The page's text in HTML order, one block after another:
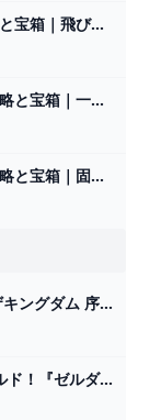
レンイゼの祠攻略と宝箱｜飛び立つかたち
シモシワカの祠攻略と宝箱｜一身の戦い 暗闇
マヤチノウの祠攻略と宝箱｜固定するもの
ゼルダの伝説 ティアーズオブザキングダム 序盤からできる効率の良い金策 hyperTsブログ
ティアキン定食をビルド！『ゼルダの伝説 ティアキン』でハイラルを走り回りミルク粥をすすり肉を喰らう―ハードコアゲーミング料理第11回 Game*Spark - 国内・海外ゲーム情報サイト